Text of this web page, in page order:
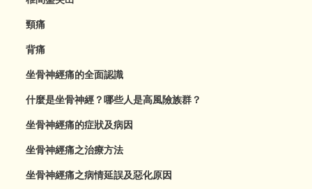
頸痛
背痛
坐骨神經痛的全面認識
什麼是坐骨神經？哪些人是高風險族群？
坐骨神經痛的症狀及病因
坐骨神經痛之治療方法
坐骨神經痛之病情延誤及惡化原因